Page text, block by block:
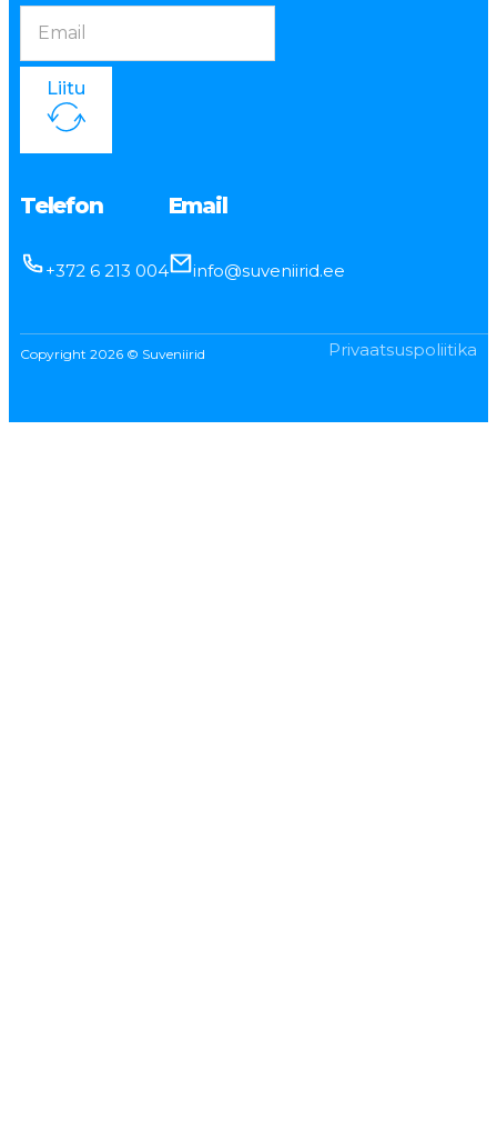
Liitu
Telefon
+372 6 213 004
Email
info@suveniirid.ee
Copyright 2026 © Suveniirid Privaatsuspoliitika